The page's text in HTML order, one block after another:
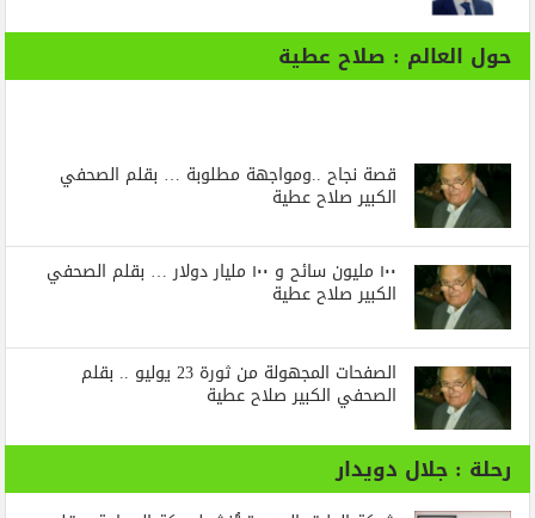
حول العالم : صلاح عطية
قصة نجاح ..ومواجهة مطلوبة … بقلم الصحفي
الكبير صلاح عطية
١٠٠ مليون سائح و ١٠٠ مليار دولار … بقلم الصحفي
الكبير صلاح عطية
الصفحات المجهولة من ثورة 23 يوليو .. بقلم
الصحفي الكبير صلاح عطية
رحلة : جلال دويدار